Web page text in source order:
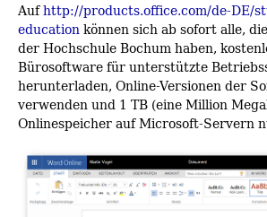
Aufhttp://products.office.com/de-DE/
educationkönnen sich ab sofort alle,
der Hochschule Bochum haben,
Bürosoftware für unterstützte
herunterladen, Online-Versionen der
verwenden und 1 TB (eine Million
Onlinespeicher auf Microsoft-Servern